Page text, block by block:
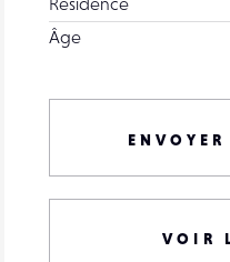
Âge
VOIR